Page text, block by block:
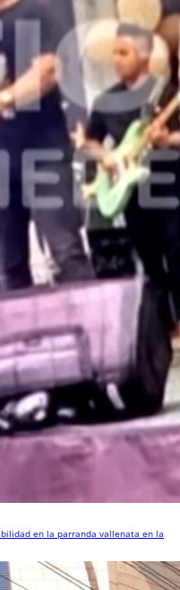
en la parranda vallenata en la